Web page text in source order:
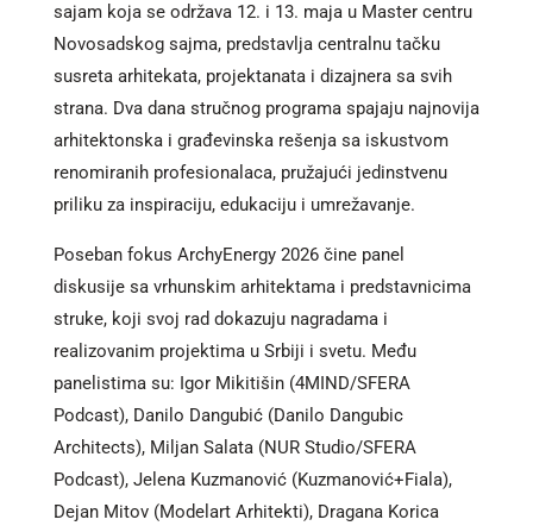
sajam koja se održava 12. i 13. maja u Master centru
Novosadskog sajma, predstavlja centralnu tačku
susreta arhitekata, projektanata i dizajnera sa svih
strana. Dva dana stručnog programa spajaju najnovija
arhitektonska i građevinska rešenja sa iskustvom
renomiranih profesionalaca, pružajući jedinstvenu
priliku za inspiraciju, edukaciju i umrežavanje.
Poseban fokus ArchyEnergy 2026 čine panel
diskusije sa vrhunskim arhitektama i predstavnicima
struke, koji svoj rad dokazuju nagradama i
realizovanim projektima u Srbiji i svetu. Među
panelistima su: Igor Mikitišin (4MIND/SFERA
Podcast), Danilo Dangubić (Danilo Dangubic
Architects), Miljan Salata (NUR Studio/SFERA
Podcast), Jelena Kuzmanović (Kuzmanović+Fiala),
Dejan Mitov (Modelart Arhitekti), Dragana Korica